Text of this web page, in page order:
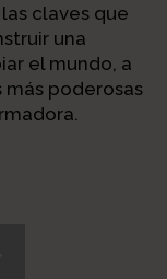
claves que
una
el mundo, a
más poderosas